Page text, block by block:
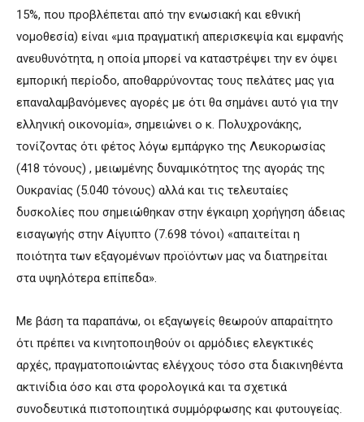
15%, που προβλέπεται από την ενωσιακή και εθνική
νομοθεσία) είναι «μια πραγματική απερισκεψία και εμφανής
ανευθυνότητα, η οποία μπορεί να καταστρέψει την εν όψει
εμπορική περίοδο, αποθαρρύνοντας τους πελάτες μας για
επαναλαμβανόμενες αγορές με ότι θα σημάνει αυτό για την
ελληνική οικονομία», σημειώνει ο κ. Πολυχρονάκης,
τονίζοντας ότι φέτος λόγω εμπάργκο της Λευκορωσίας
(418 τόνους) , μειωμένης δυναμικότητος της αγοράς της
Ουκρανίας (5.040 τόνους) αλλά και τις τελευταίες
δυσκολίες που σημειώθηκαν στην έγκαιρη χορήγηση άδειας
εισαγωγής στην Αίγυπτο (7.698 τόνοι) «απαιτείται η
ποιότητα των εξαγομένων προϊόντων μας να διατηρείται
στα υψηλότερα επίπεδα».
Με βάση τα παραπάνω, οι εξαγωγείς θεωρούν απαραίτητο
ότι πρέπει να κινητοποιηθούν οι αρμόδιες ελεγκτικές
αρχές, πραγματοποιώντας ελέγχους τόσο στα διακινηθέντα
ακτινίδια όσο και στα φορολογικά και τα σχετικά
συνοδευτικά πιστοποιητικά συμμόρφωσης και φυτουγείας.